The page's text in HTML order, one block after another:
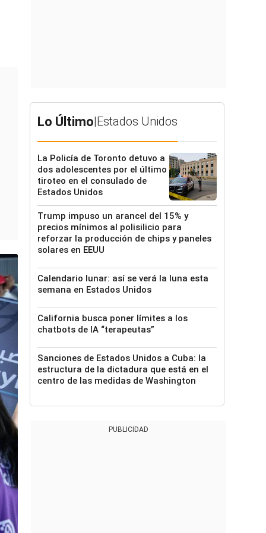
Lo Último|Estados Unidos
La Policía de Toronto detuvo a
dos adolescentes por el último
tiroteo en el consulado de
Estados Unidos
Trump impuso un arancel del 15% y
precios mínimos al polisilicio para
reforzar la producción de chips y paneles
solares en EEUU
Calendario lunar: así se verá la luna esta
semana en Estados Unidos
California busca poner límites a los
chatbots de IA “terapeutas”
Sanciones de Estados Unidos a Cuba: la
estructura de la dictadura que está en el
centro de las medidas de Washington
PUBLICIDAD